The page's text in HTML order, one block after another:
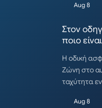
Aug 8
Στον
ποιο
Η οδική
Ζώνη στο
ταχύτητα
Aug 8